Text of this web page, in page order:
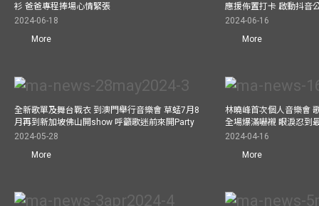
衫 爸爸專程捧場心情緊張
2024-06-18
More
應援佈置打卡 啟動抖音
2024-06-16
More
全新歌單及舞台戰衣 到澳門舉行音樂會 草蜢7月8
月再到新加坡佛山開show 呼籲歌迷前來開Party
2024-05-28
More
林曉峰首次個人音樂會
全場爆滿嚇襯 眼淚忍到
2024-04-16
More